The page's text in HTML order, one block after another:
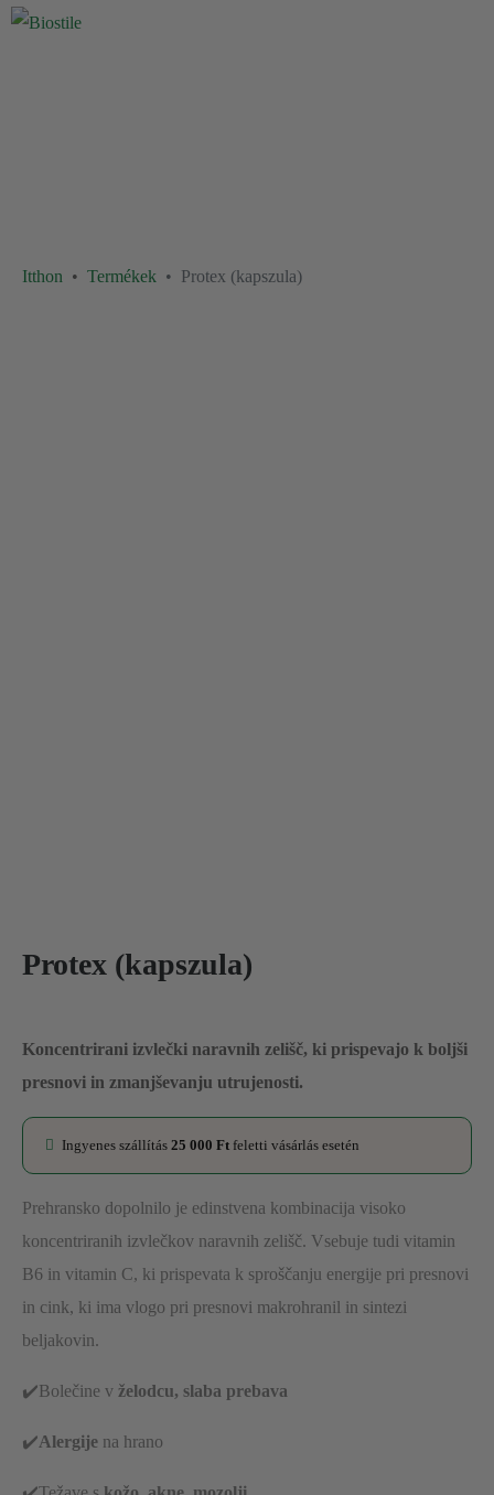
Itthon Termékek Protex (kapszula)
Protex (kapszula)
Koncentrirani izvlečki naravnih zelišč, ki prispevajo k boljši
presnovi in zmanjševanju utrujenosti.
Ingyenes szállítás 25 000 Ft feletti vásárlás esetén
Prehransko dopolnilo je edinstvena kombinacija visoko
koncentriranih izvlečkov naravnih zelišč. Vsebuje tudi vitamin
B6 in vitamin C, ki prispevata k sproščanju energije pri presnovi
in cink, ki ima vlogo pri presnovi makrohranil in sintezi
beljakovin.
✔️Bolečine v želodcu, slaba prebava
✔️Alergije na hrano